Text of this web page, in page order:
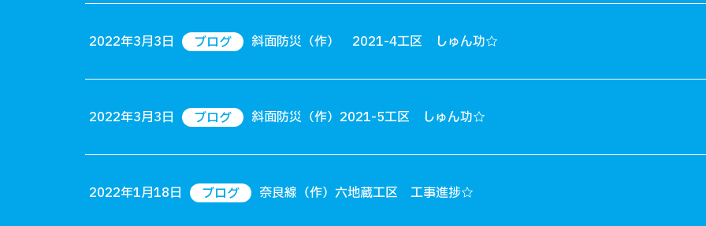
2022年3月3日 ブログ 斜面防災（作） 2021-4工区 しゅん功☆
2022年3月3日 ブログ 斜面防災（作）2021-5工区 しゅん功☆
2022年1月18日 ブログ 奈良線（作）六地蔵工区 工事進捗☆